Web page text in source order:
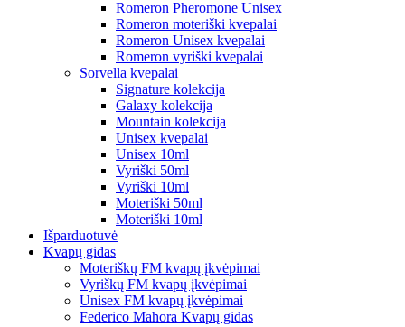
Romeron Pheromone Unisex
Romeron moteriški kvepalai
Romeron Unisex kvepalai
Romeron vyriški kvepalai
Sorvella kvepalai
Signature kolekcija
Galaxy kolekcija
Mountain kolekcija
Unisex kvepalai
Unisex 10ml
Vyriški 50ml
Vyriški 10ml
Moteriški 50ml
Moteriški 10ml
Išparduotuvė
Kvapų gidas
Moteriškų FM kvapų įkvėpimai
Vyriškų FM kvapų įkvėpimai
Unisex FM kvapų įkvėpimai
Federico Mahora Kvapų gidas